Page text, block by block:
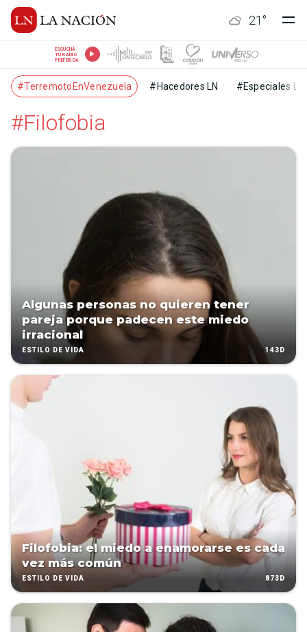
21 °
ESCUCHÁ
TU RADIO
PREFERIDA
#TerremotoEnVenezuela #Hacedores LN #Especiales LN
#Filofobia
Algunas personas no quieren tener
pareja porque padecen este miedo
irracional
ESTILO DE VIDA 143D
Filofobia: el miedo a enamorarse es cada
vez más común
ESTILO DE VIDA 873D